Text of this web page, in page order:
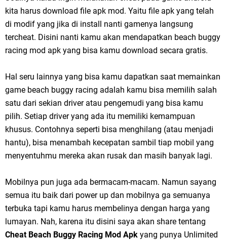
kita harus download file apk mod. Yaitu file apk yang telah
di modif yang jika di install nanti gamenya langsung
tercheat. Disini nanti kamu akan mendapatkan beach buggy
racing mod apk yang bisa kamu download secara gratis.
Hal seru lainnya yang bisa kamu dapatkan saat memainkan
game beach buggy racing adalah kamu bisa memilih salah
satu dari sekian driver atau pengemudi yang bisa kamu
pilih. Setiap driver yang ada itu memiliki kemampuan
khusus. Contohnya seperti bisa menghilang (atau menjadi
hantu), bisa menambah kecepatan sambil tiap mobil yang
menyentuhmu mereka akan rusak dan masih banyak lagi.
Mobilnya pun juga ada bermacam-macam. Namun sayang
semua itu baik dari power up dan mobilnya ga semuanya
terbuka tapi kamu harus membelinya dengan harga yang
lumayan. Nah, karena itu disini saya akan share tentang
Cheat Beach Buggy Racing Mod Apk yang punya Unlimited